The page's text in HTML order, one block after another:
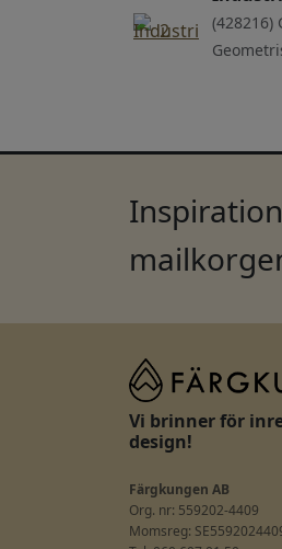
(428216)
Vi brinner för
design!
Färgkungen AB
Org. nr: 559202-4409
Momsreg: